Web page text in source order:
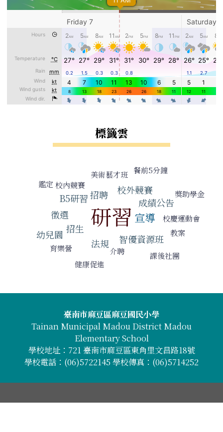
標籤雲
鑑定
美術藝才班 餐前5分鐘
校內競賽
B5研習招聘 校外競賽
研習 成績公告
獎助學金
徵選 宣導
幼兒園 招生
校慶運動會
法規 智優資源班
教案
育樂營
介聘
健康促進
課後社團
頁尾區域內容臺南市麻豆區麻豆國民小學
Tainan Municipal Madou District Madou
Elementary School
學校地址：721 臺南市麻豆區東角里文昌路18號
學校電話：(06)5722145 學校傳真：(06)5714252